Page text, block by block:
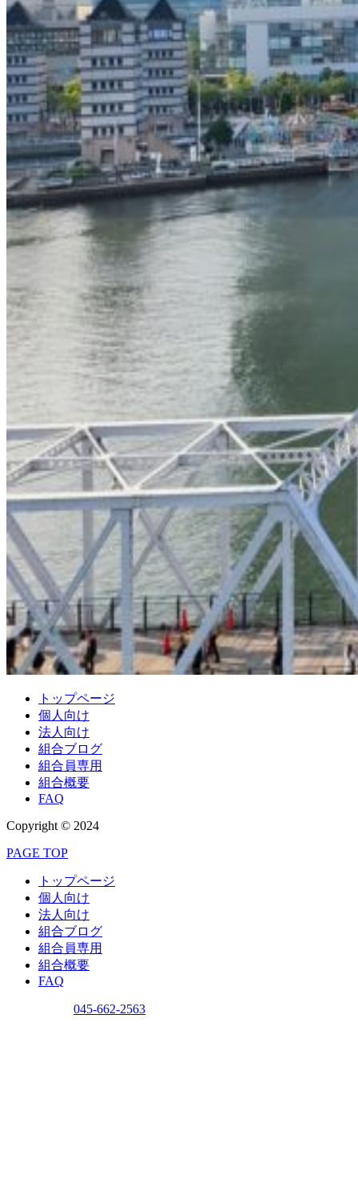
トップページ
個人向け
法人向け
組合ブログ
組合員専用
組合概要
FAQ
Copyright © 2024
PAGE TOP
トップページ
個人向け
法人向け
組合ブログ
組合員専用
組合概要
FAQ
045-662-2563